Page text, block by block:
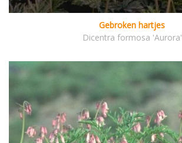
Gebroken hartjes
Dicentra formosa 'Aurora'